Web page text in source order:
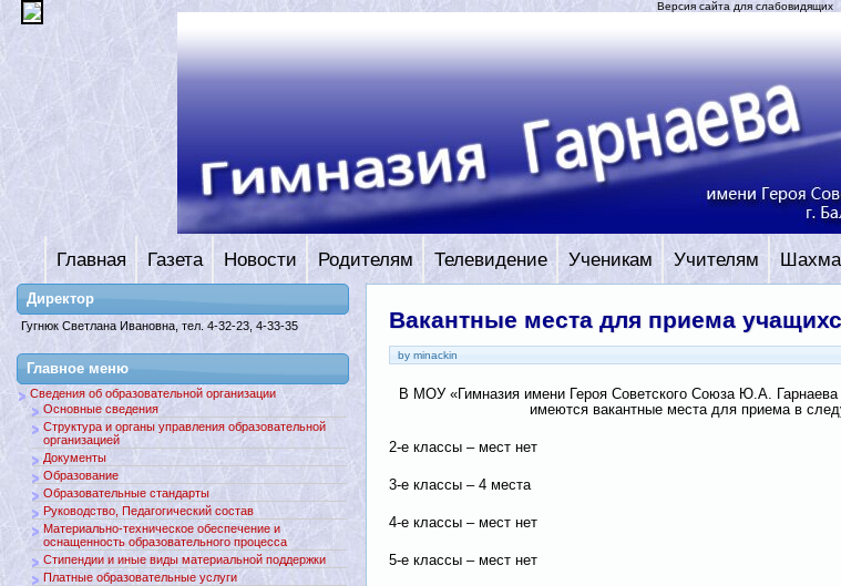
Версия сайта для слабовидящих
Главная Газета Новости Родителям Телевидение Ученикам Учителям
Вакантные места для приема
by minackin
В МОУ «Гимназия имени Героя Советского Союза Ю.А. Гарнаева
имеются вакантные места для приема в
2-е классы – мест нет
3-е классы – 4 места
4-е классы – мест нет
5-е классы – мест нет
Директор
Гугнюк Светлана Ивановна, тел. 4-32-23, 4-33-35
Главное меню
Сведения об образовательной организации
Основные сведения
Структура и органы управления образовательной
организацией
Документы
Образование
Образовательные стандарты
Руководство, Педагогический состав
Материально-техническое обеспечение и
оснащенность образовательного процесса
Стипендии и иные виды материальной поддержки
Платные образовательные услуги